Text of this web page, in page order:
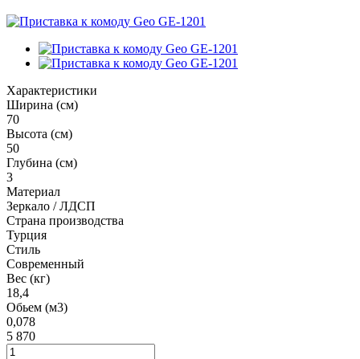
Характеристики
Ширина (см)
70
Высота (см)
50
Глубина (см)
3
Материал
Зеркало / ЛДСП
Страна производства
Турция
Стиль
Современный
Вес (кг)
18,4
Обьем (м3)
0,078
5 870